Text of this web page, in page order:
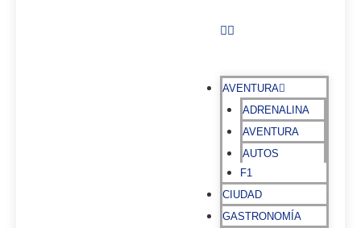
AVENTURA
ADRENALINA
AVENTURA
AUTOS
F1
CIUDAD
GASTRONOMÍA